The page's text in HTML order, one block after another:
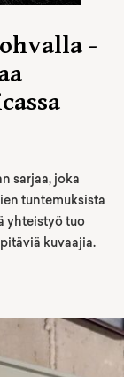
-
sarjaa, joka
tuntemuksista
yhteistyö tuo
kuvaajia.